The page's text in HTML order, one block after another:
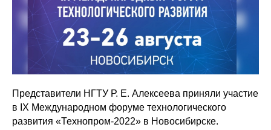
Представители НГТУ Р. Е. Алексеева приняли участие
в IX Международном форуме технологического
развития «Технопром-2022» в Новосибирске.